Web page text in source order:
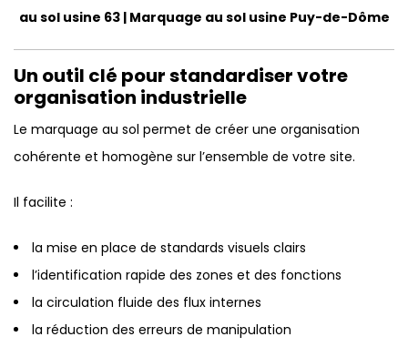
au sol usine 63 | Marquage au sol usine Puy-de-Dôme
Un outil clé pour standardiser votre
organisation industrielle
Le marquage au sol permet de créer une organisation
cohérente et homogène sur l’ensemble de votre site.
Il facilite :
la mise en place de standards visuels clairs
l’identification rapide des zones et des fonctions
la circulation fluide des flux internes
la réduction des erreurs de manipulation